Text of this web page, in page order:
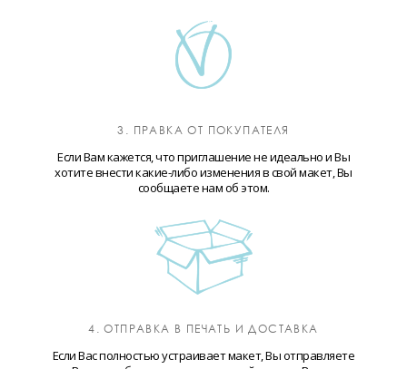
3. ПРАВКА ОТ ПОКУПАТЕЛЯ
Если Вам кажется, что приглашение не идеально и Вы
хотите внести какие-либо изменения в свой макет, Вы
сообщаете нам об этом.
4. ОТПРАВКА В ПЕЧАТЬ И ДОСТАВКА
Если Вас полностью устраивает макет, Вы отправляете